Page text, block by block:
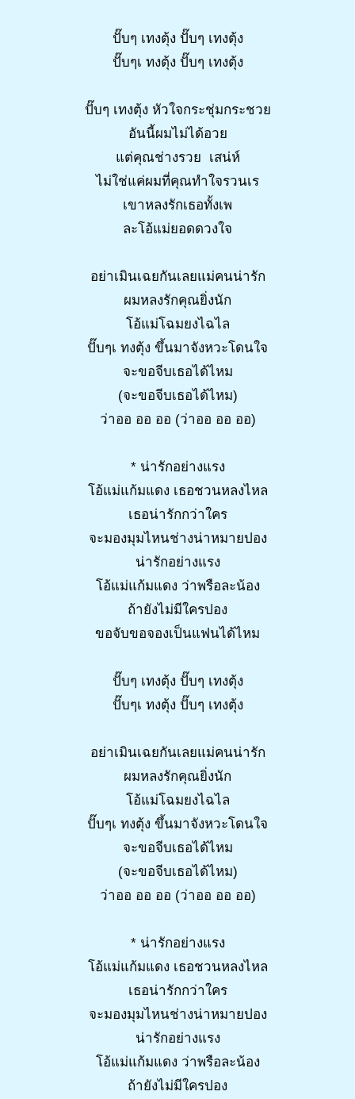
ปั๊บๆ เทงตุ้ง ปั๊บๆ เทงตุ้ง
ปั๊บๆเ ทงตุ้ง ปั๊บๆ เทงตุ้ง
ปั๊บๆ เทงตุ้ง หัวใจกระชุ่มกระชวย
อันนี้ผมไม่ได้อวย
แต่คุณช่างรวย เสน่ห์
ไม่ใช่แค่ผมที่คุณทำใจรวนเร
เขาหลงรักเธอทั้งเพ
ละโอ้แม่ยอดดวงใจ
อย่าเมินเฉยกันเลยแม่คนน่ารัก
ผมหลงรักคุณยิ่งนัก
โอ้แม่โฉมยงไฉไล
ปั๊บๆเ ทงตุ้ง ขึ้นมาจังหวะโดนใจ
จะขอจีบเธอได้ไหม
(จะขอจีบเธอได้ไหม)
ว่าออ ออ ออ (ว่าออ ออ ออ)
* น่ารักอย่างแรง
โอ้แม่แก้มแดง เธอชวนหลงไหล
เธอน่ารักกว่าใคร
จะมองมุมไหนช่างน่าหมายปอง
น่ารักอย่างแรง
โอ้แม่แก้มแดง ว่าพรือละน้อง
ถ้ายังไม่มีใครปอง
ขอจับขอจองเป็นแฟนได้ไหม
ปั๊บๆ เทงตุ้ง ปั๊บๆ เทงตุ้ง
ปั๊บๆเ ทงตุ้ง ปั๊บๆ เทงตุ้ง
อย่าเมินเฉยกันเลยแม่คนน่ารัก
ผมหลงรักคุณยิ่งนัก
โอ้แม่โฉมยงไฉไล
ปั๊บๆเ ทงตุ้ง ขึ้นมาจังหวะโดนใจ
จะขอจีบเธอได้ไหม
(จะขอจีบเธอได้ไหม)
ว่าออ ออ ออ (ว่าออ ออ ออ)
* น่ารักอย่างแรง
โอ้แม่แก้มแดง เธอชวนหลงไหล
เธอน่ารักกว่าใคร
จะมองมุมไหนช่างน่าหมายปอง
น่ารักอย่างแรง
โอ้แม่แก้มแดง ว่าพรือละน้อง
ถ้ายังไม่มีใครปอง